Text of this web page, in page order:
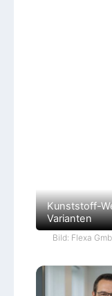
Kunststoff-
Varianten
Bild: Flexa